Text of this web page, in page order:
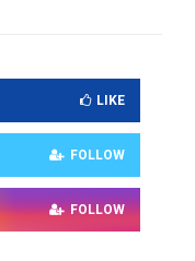
LIKE
FOLLOW
FOLLOW